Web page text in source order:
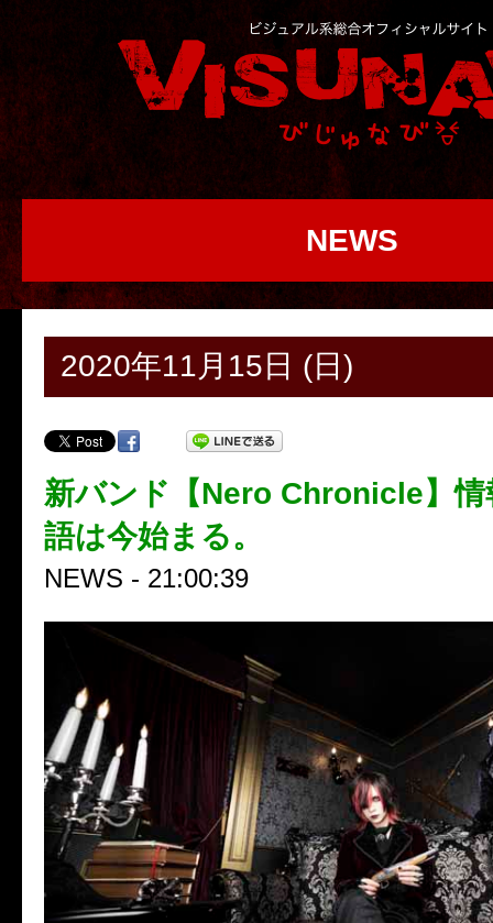
NEWS
2020年11月15日 (日)
新バンド【Nero Chronicle】情
語は今始まる。
NEWS - 21:00:39